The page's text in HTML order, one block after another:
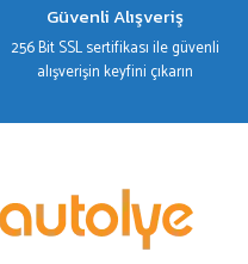
Güvenli Alışveriş
256 Bit SSL sertifikası ile güvenli
alışverişin keyfini çıkarın